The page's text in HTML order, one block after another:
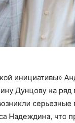
инициативы»
Дунцову на
Надеждина, что